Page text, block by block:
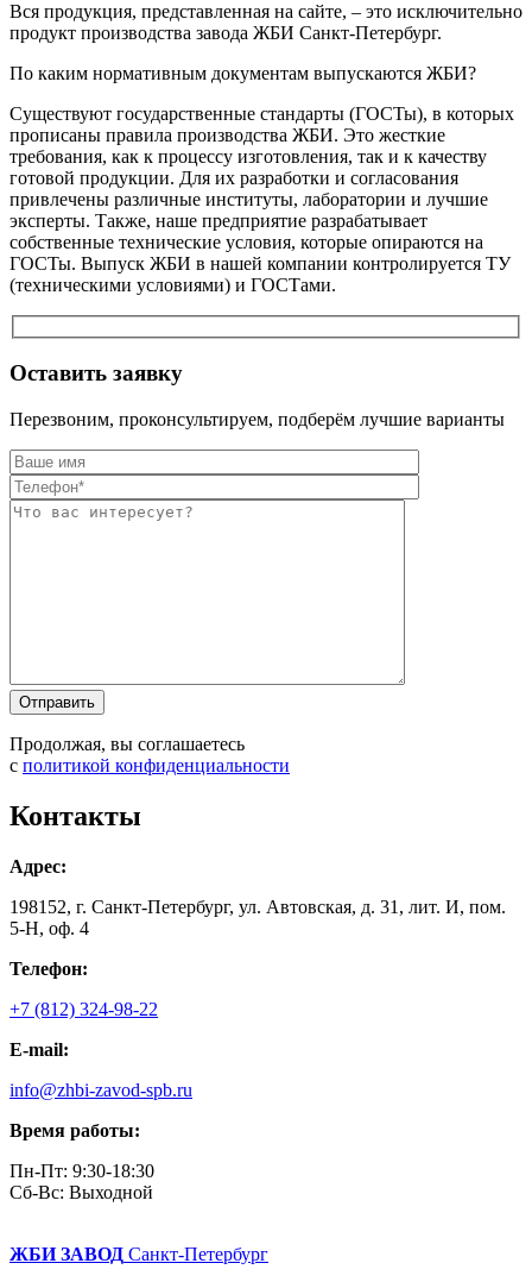
Вся продукция, представленная на сайте, – это исключительно
продукт производства завода ЖБИ Санкт-Петербург.
По каким нормативным документам выпускаются ЖБИ?
Существуют государственные стандарты (ГОСТы), в которых
прописаны правила производства ЖБИ. Это жесткие
требования, как к процессу изготовления, так и к качеству
готовой продукции. Для их разработки и согласования
привлечены различные институты, лаборатории и лучшие
эксперты. Также, наше предприятие разрабатывает
собственные технические условия, которые опираются на
ГОСТы. Выпуск ЖБИ в нашей компании контролируется ТУ
(техническими условиями) и ГОСТами.
Оставить заявку
Перезвоним, проконсультируем, подберём лучшие варианты
Продолжая, вы соглашаетесь
с политикой конфиденциальности
Контакты
Адрес:
198152, г. Санкт-Петербург, ул. Автовская, д. 31, лит. И, пом.
5-Н, оф. 4
Телефон:
+7 (812) 324-98-22
E-mail:
info@zhbi-zavod-spb.ru
Время работы:
Пн-Пт: 9:30-18:30
Cб-Вс: Выходной
ЖБИ ЗАВОД Санкт-Петербург